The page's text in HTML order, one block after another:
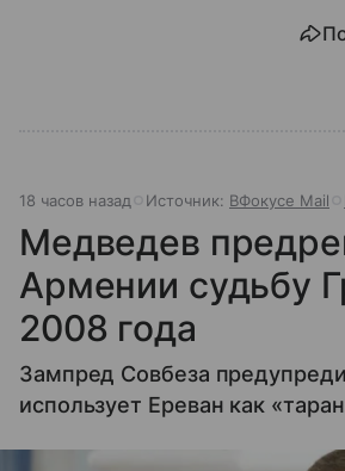
18 часов назад Источник: ВФокусе Mail
Медведев
Армении судьбу
2008 года
Зампред Совбеза
использует Ереван как